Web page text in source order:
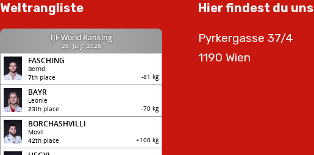
Weltrangliste Hier findest du uns
Pyrkergasse 37/4
1190 Wien